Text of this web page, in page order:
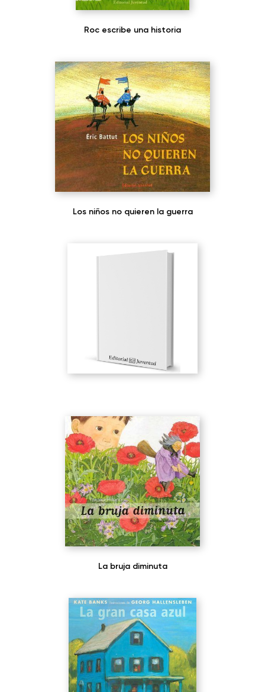
Roc escribe una historia
Los niños no quieren la guerra
La bruja diminuta